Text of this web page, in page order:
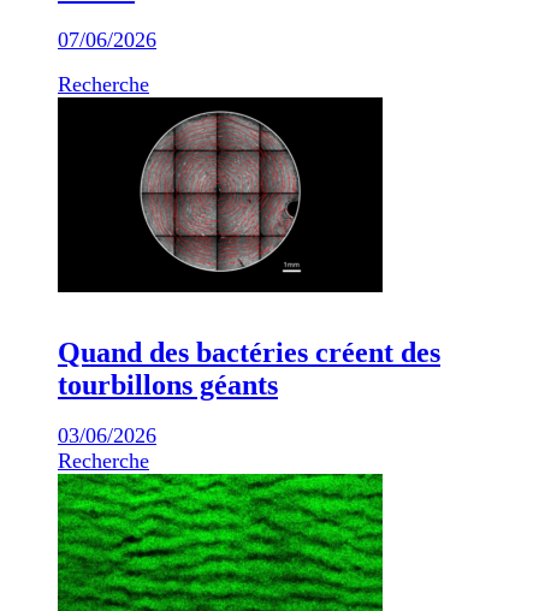
07/06/2026
Recherche
Quand des bactéries créent des
tourbillons géants
03/06/2026
Recherche